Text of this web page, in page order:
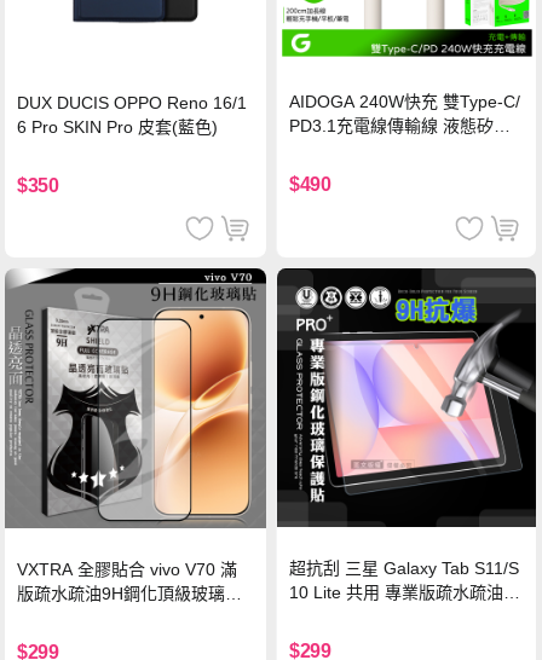
DUX DUCIS OPPO Reno 16/1
6 Pro SKIN Pro 皮套(藍色)
$350
AIDOGA 240W快充 雙Type-C/
PD3.1充電線傳輸線 液態矽膠
機/平板/筆電
$490
VXTRA 全膠貼合 vivo V70 滿
版疏水疏油9H鋼化頂級玻璃貼
$299
超抗刮 三星 Galaxy Tab S11/S
10 Lite 共用 專業版疏水疏油9
$299